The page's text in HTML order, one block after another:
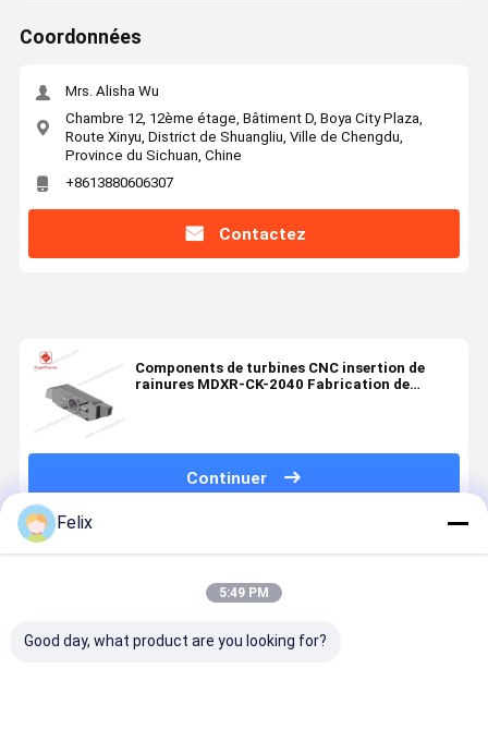
Coordonnées
Mrs. Alisha Wu
Chambre 12, 12ème étage, Bâtiment D, Boya City Plaza,
Route Xinyu, District de Shuangliu, Ville de Chengdu,
Province du Sichuan, Chine
+8613880606307
Contactez
Components de turbines CNC insertion de
rainures MDXR-CK-2040 Fabrication de
Continuer
Produits Recommandés
Felix
5:49 PM
Good day, what product are you looking for?